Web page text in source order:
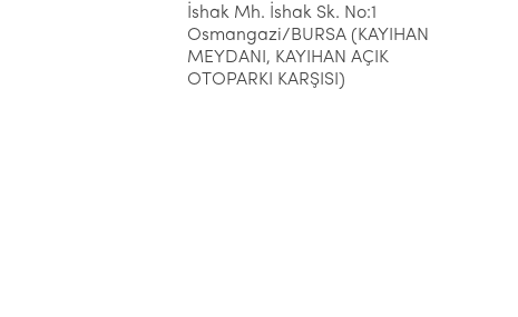
İshak Mh. İshak Sk. No:1
Osmangazi/BURSA (KAYIHAN
MEYDANI, KAYIHAN AÇIK
OTOPARKI KARŞISI)